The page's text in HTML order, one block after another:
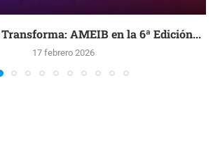
AMEIB en la 6ª Edición...
17 febrero 2026